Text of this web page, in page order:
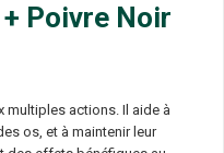
Poivre Noir
multiples actions. Il aide à
os, et à maintenir leur